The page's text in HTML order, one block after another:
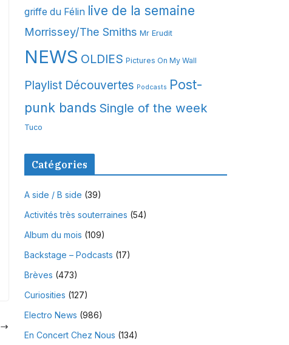
griffe du Félin live de la semaine
Morrissey/The Smiths Mr Erudit
NEWS OLDIES Pictures On My Wall
Playlist Découvertes Podcasts Post-
punk bands Single of the week
Tuco
Catégories
A side / B side (39)
Activités très souterraines (54)
Album du mois (109)
Backstage – Podcasts (17)
Brèves (473)
Curiosities (127)
Electro News (986)
En Concert Chez Nous (134)